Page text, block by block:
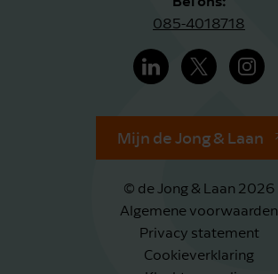
085-4018718
Mijn de Jong & Laan
© de Jong & Laan 2026
Algemene voorwaarden
Privacy statement
Cookieverklaring